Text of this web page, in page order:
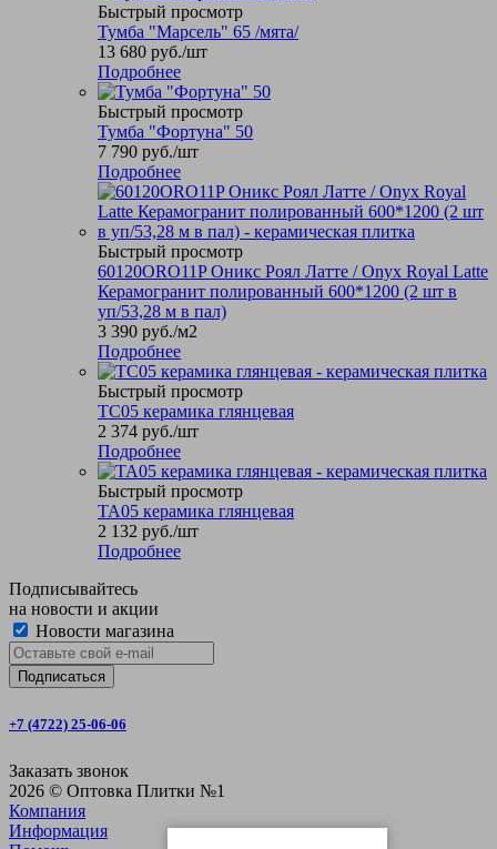
Быстрый просмотр
Тумба "Марсель" 65 /мята/
13 680 руб./шт
Подробнее
Быстрый просмотр
Тумба "Фортуна" 50
7 790 руб./шт
Подробнее
Быстрый просмотр
60120ORO11P Оникс Роял Латте / Onyx Royal Latte
Керамогранит полированный 600*1200 (2 шт в
уп/53,28 м в пал)
3 390 руб./м2
Подробнее
Быстрый просмотр
TC05 керамика глянцевая
2 374 руб./шт
Подробнее
Быстрый просмотр
TA05 керамика глянцевая
2 132 руб./шт
Подробнее
Подписывайтесь
на новости и акции
Новости магазина
+7 (4722) 25-06-06
Заказать звонок
2026 © Оптовка Плитки №1
Компания
Информация